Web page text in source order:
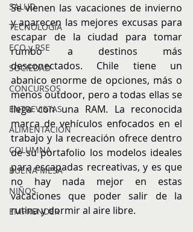
SALUD
TECNOLOGÍA
ECO y RSE
SOCIEDAD
CONCURSOS
ENTREVISTAS
ALIMENTACIÓN
COLUMNA
BUENA MESA
NIÑOS
EMPRENDER
Se vienen las vacaciones de invierno
y aparecen las mejores excusas para
escapar de la ciudad para tomar
rumbo a destinos más
desconectados. Chile tiene un
abanico enorme de opciones, más o
menos outdoor, pero a todas ellas se
llega con una RAM. La reconocida
marca de vehículos enfocados en el
trabajo y la recreación ofrece dentro
de su portafolio los modelos ideales
para escapadas recreativas, y es que
no hay nada mejor en estas
vacaciones que poder salir de la
rutina y dormir al aire libre.